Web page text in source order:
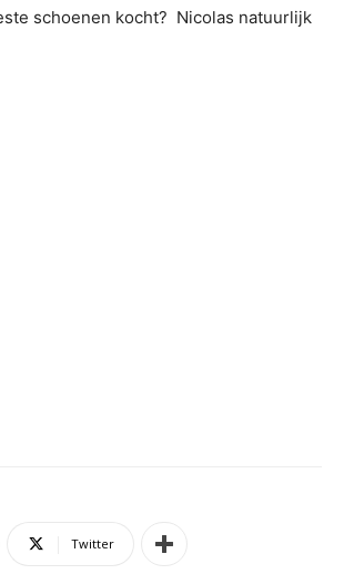
schoenen kocht? Nicolas natuurlijk
Twitter